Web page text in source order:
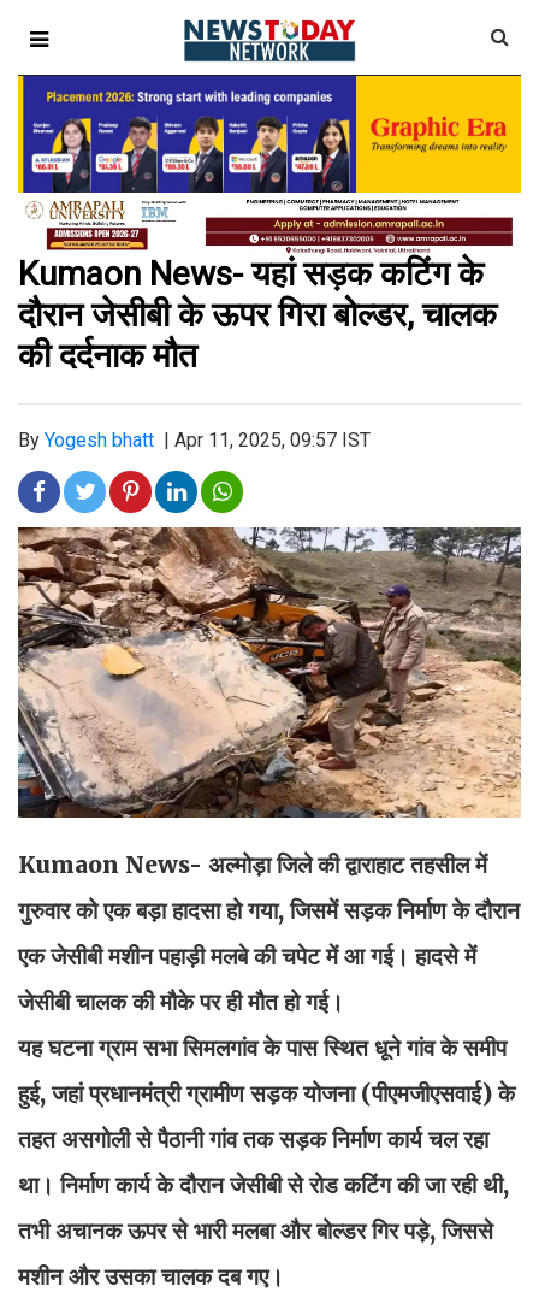
Kumaon News- यहां सड़क कटिंग के
दौरान जेसीबी के ऊपर गिरा बोल्डर, चालक
की दर्दनाक मौत
By Yogesh bhatt Apr 11, 2025, 09:57 IST
Kumaon News- अल्मोड़ा जिले की द्वाराहाट तहसील में
गुरुवार को एक बड़ा हादसा हो गया, जिसमें सड़क निर्माण के दौरान
एक जेसीबी मशीन पहाड़ी मलबे की चपेट में आ गई। हादसे में
जेसीबी चालक की मौके पर ही मौत हो गई।
यह घटना ग्राम सभा सिमलगांव के पास स्थित धूने गांव के समीप
हुई, जहां प्रधानमंत्री ग्रामीण सड़क योजना (पीएमजीएसवाई) के
तहत असगोली से पैठानी गांव तक सड़क निर्माण कार्य चल रहा
था। निर्माण कार्य के दौरान जेसीबी से रोड कटिंग की जा रही थी,
तभी अचानक ऊपर से भारी मलबा और बोल्डर गिर पड़े, जिससे
मशीन और उसका चालक दब गए।